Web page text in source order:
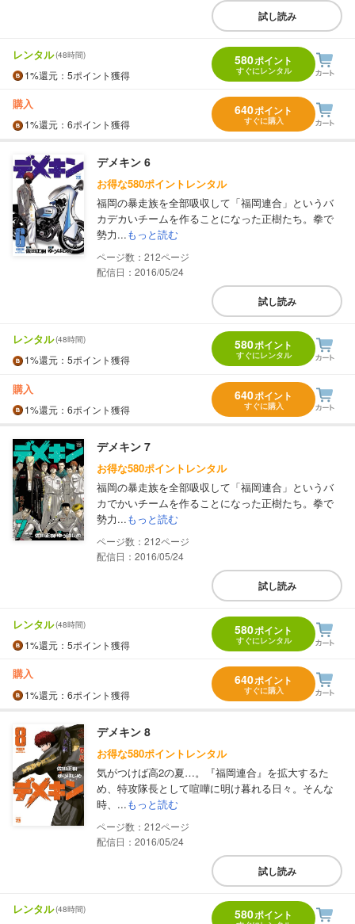
試し読み
レンタル(48時間)
1%還元 ：5ポイント獲得
580ポイント
すぐにレンタル
購入
1%還元 ：6ポイント獲得
640ポイント
すぐに購入
デメキン 6
お得な580ポイントレンタル
福岡の暴走族を全部吸収して「福岡連合」というバ
カデカいチームを作ることになった正樹たち。拳で
勢力...もっと読む
212
配信日：2016/05/24
試し読み
レンタル(48時間)
1%還元 ：5ポイント獲得
580ポイント
すぐにレンタル
購入
1%還元 ：6ポイント獲得
640ポイント
すぐに購入
デメキン 7
お得な580ポイントレンタル
福岡の暴走族を全部吸収して「福岡連合」というバ
カでかいチームを作ることになった正樹たち。拳で
勢力...もっと読む
212
配信日：2016/05/24
試し読み
レンタル(48時間)
1%還元 ：5ポイント獲得
580ポイント
すぐにレンタル
購入
1%還元 ：6ポイント獲得
640ポイント
すぐに購入
デメキン 8
お得な580ポイントレンタル
気がつけば高2の夏…。『福岡連合』を拡大するた
め、特攻隊長として喧嘩に明け暮れる日々。そんな
時、...もっと読む
212
配信日：2016/05/24
試し読み
レンタル(48時間) 580ポイント